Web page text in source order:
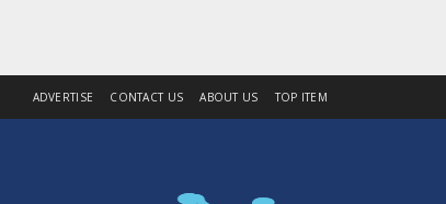
ADVERTISE CONTACT US ABOUT US TOP ITEM